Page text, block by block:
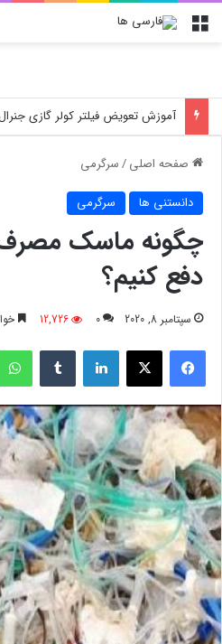
منو
آموزش تعویض فیلتر کولر گازی
صفحه اصلی/سرگرمی
دانستنی ها سرگرمی
چگونه ماسک
دفع کنیم؟
سپتامبر 8, 2020 0
12,726
فیسبوک لینکدین